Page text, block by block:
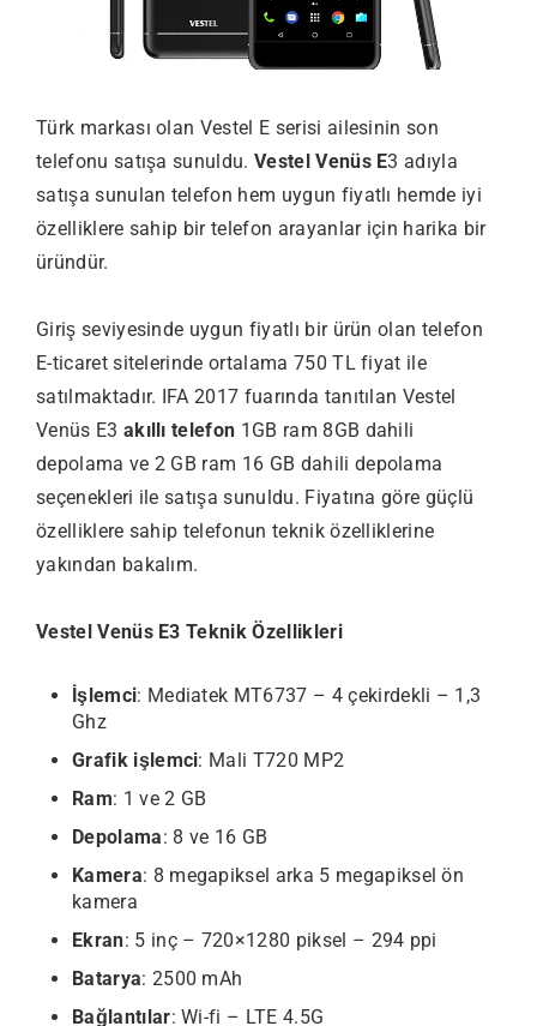
Türk markası olan Vestel E serisi ailesinin son
telefonu satışa sunuldu. Vestel Venüs E3 adıyla
satışa sunulan telefon hem uygun fiyatlı hemde iyi
özelliklere sahip bir telefon arayanlar için harika bir
üründür.
Giriş seviyesinde uygun fiyatlı bir ürün olan telefon
E-ticaret sitelerinde ortalama 750 TL fiyat ile
satılmaktadır. IFA 2017 fuarında tanıtılan Vestel
Venüs E3 akıllı telefon 1GB ram 8GB dahili
depolama ve 2 GB ram 16 GB dahili depolama
seçenekleri ile satışa sunuldu. Fiyatına göre güçlü
özelliklere sahip telefonun teknik özelliklerine
yakından bakalım.
Vestel Venüs E3 Teknik Özellikleri
İşlemci: Mediatek MT6737 – 4 çekirdekli – 1,3
Ghz
Grafik işlemci: Mali T720 MP2
Ram: 1 ve 2 GB
Depolama: 8 ve 16 GB
Kamera: 8 megapiksel arka 5 megapiksel ön
kamera
Ekran: 5 inç – 720×1280 piksel – 294 ppi
Batarya: 2500 mAh
Bağlantılar: Wi-fi – LTE 4.5G